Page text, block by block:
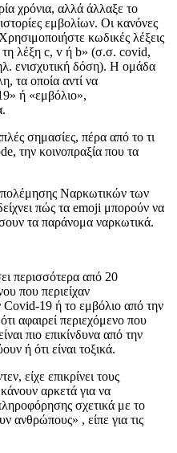
χρόνια, αλλά άλλαξε το
εμβολίων. Οι κανόνες
κωδικές λέξεις
τη λέξη c, v ή b» (σ.σ. covid,
ενισχυτική δόση). Η ομάδα
τα οποία αντί να
ή «εμβόλιο»,
σημασίες, πέρα από το τι
την κοινοπραξία που τα
Ναρκωτικών των
πώς τα emoji μπορούν να
τα παράνομα ναρκωτικά.
περισσότερα από 20
που περιείχαν
19 ή το εμβόλιο από την
αφαιρεί περιεχόμενο που
πιο επικίνδυνα από την
ή ότι είναι τοξικά.
είχε επικρίνει τους
αρκετά για να
σχετικά με το
ανθρώπους» , είπε για τις